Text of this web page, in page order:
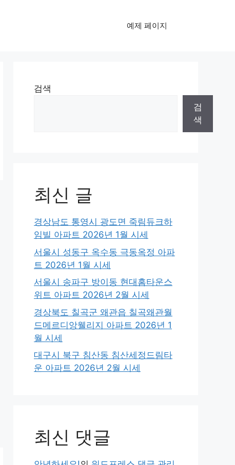
예제 페이지
검색
검
색
최신 글
경상남도 통영시 광도면 죽림듀크하
임빌 아파트 2026년 1월 시세
서울시 성동구 옥수동 극동옥정 아파
트 2026년 1월 시세
서울시 송파구 방이동 현대홈타운스
위트 아파트 2026년 2월 시세
경상북도 칠곡군 왜관읍 칠곡왜관월
드메르디앙웰리지 아파트 2026년 1
월 시세
대구시 북구 침산동 침산세정드림타
운 아파트 2026년 2월 시세
최신 댓글